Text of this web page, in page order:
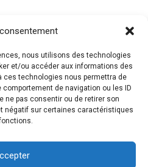
nous utilisons des technologies
et/ou accéder aux informations des
ces technologies nous permettra de
de navigation ou les ID
ne pas consentir ou de retirer son
négatif sur certaines caractéristiques